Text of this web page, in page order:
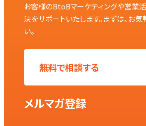
お客様のBtoBマーケティングや営業
決をサポートいたします。まずは、お
い。
無料で相談する
メルマガ登録